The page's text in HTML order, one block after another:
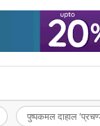
पुष्पकमल दाहाल